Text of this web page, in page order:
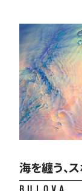
海を纏う、
BULOVA